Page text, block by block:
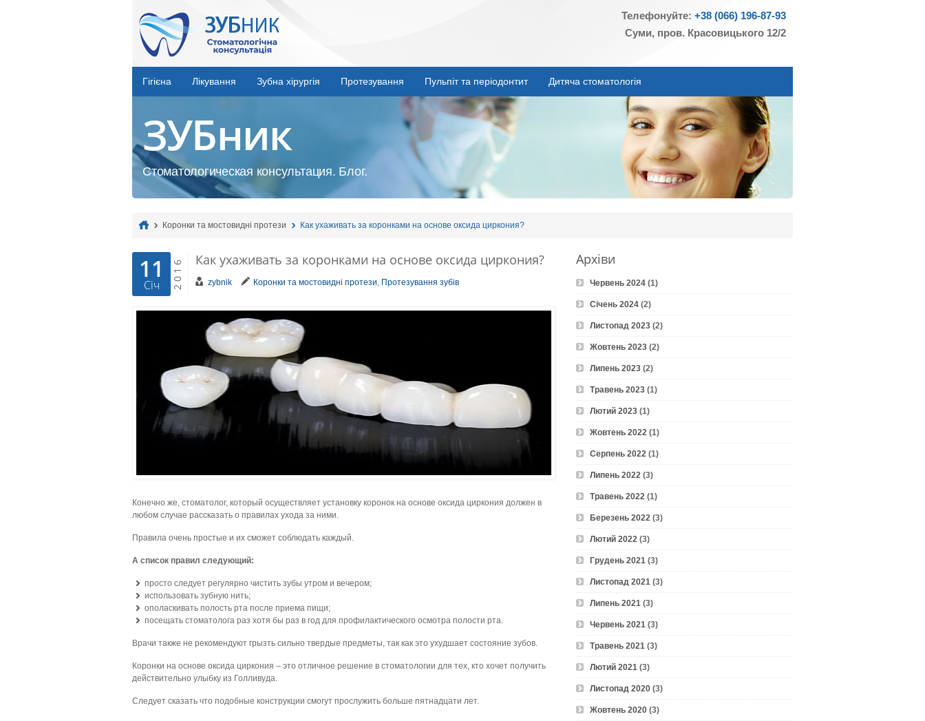
Телефонуйте: +38 (066) 196-87-93
Суми, пров. Красовицького 12/2
Гігієна Лікування Зубна хірургія Протезування Пульпіт та періодонтит Дитяча стоматологія
ЗУБник
Стоматологическая консультация. Блог.
Коронки та мостовидні протези Как ухаживать за коронками на основе оксида циркония?
11
Січ 2016 Как ухаживать за коронками на основе оксида циркония?
zybnik Коронки та мостовидні протези Протезування зубів
Конечно же, стоматолог, который осуществляет установку коронок на основе оксида циркония должен в
любом случае рассказать о правилах ухода за ними.
Правила очень простые и их сможет соблюдать каждый.
А список правил следующий:
просто следует регулярно чистить зубы утром и вечером;
использовать зубную нить;
ополаскивать полость рта после приема пищи;
посещать стоматолога раз хотя бы раз в год для профилактического осмотра полости рта.
Врачи также не рекомендуют грызть сильно твердые предметы, так как это ухудшает состояние зубов.
Коронки на основе оксида циркония – это отличное решение в стоматологии для тех, кто хочет получить
действительно улыбку из Голливуда.
Следует сказать что подобные конструкции смогут прослужить больше пятнадцати лет.
Архіви
Червень 2024 (1)
Січень 2024 (2)
Листопад 2023 (2)
Жовтень 2023 (2)
Липень 2023 (2)
Травень 2023 (1)
Лютий 2023 (1)
Жовтень 2022 (1)
Серпень 2022 (1)
Липень 2022 (3)
Травень 2022 (1)
Березень 2022 (3)
Лютий 2022 (3)
Грудень 2021 (3)
Листопад 2021 (3)
Липень 2021 (3)
Червень 2021 (3)
Травень 2021 (3)
Лютий 2021 (3)
Листопад 2020 (3)
Жовтень 2020 (3)